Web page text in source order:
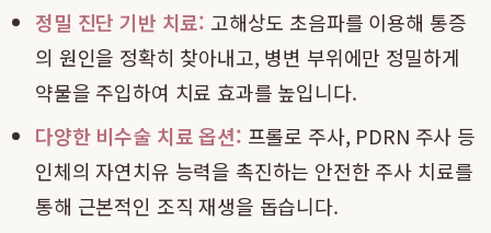
정밀 진단 기반 치료: 고해상도 초음파를 이용해 통증
의 원인을 정확히 찾아내고, 병변 부위에만 정밀하게
약물을 주입하여 치료 효과를 높입니다.
다양한 비수술 치료 옵션: 프롤로 주사, PDRN 주사 등
인체의 자연치유 능력을 촉진하는 안전한 주사 치료를
통해 근본적인 조직 재생을 돕습니다.